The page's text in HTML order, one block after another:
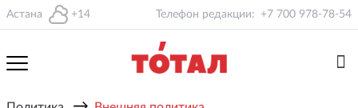
Астана +14 Телефон редакции: +7 700 978-78-54